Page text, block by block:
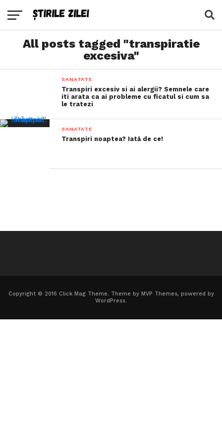
All posts tagged "transpiratie
excesiva"
SANATATE
Transpiri excesiv si ai alergii? Semnele care
iti arata ca ai probleme cu ficatul si cum sa
le tratezi
SANATATE
Transpiri noaptea? Iată de ce!
Copyright © 2016 Click Mag Theme. Theme by MVP Themes, powered by
WordPress.